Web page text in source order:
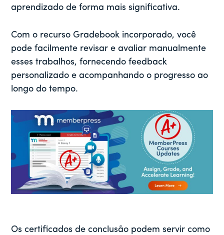
aprendizado de forma mais significativa.
Com o recurso Gradebook incorporado, você
pode facilmente revisar e avaliar manualmente
esses trabalhos, fornecendo feedback
personalizado e acompanhando o progresso ao
longo do tempo.
Os certificados de conclusão podem servir como